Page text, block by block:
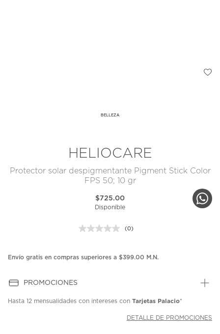
BELLEZA
HELIOCARE
Protector solar despigmentante Pigment Stick Color
FPS 50; 10 gr
$725.00
Disponible
Sin
en
(0)
Envío gratis en compras superiores a $399.00 M.N.
PROMOCIONES
Hasta 12 mensualidades con intereses con Tarjetas Palacio*
DETALLE DE PROMOCIONES